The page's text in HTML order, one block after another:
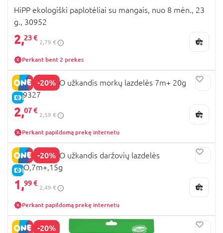
HiPP ekologiški paplotėliai su mangais, nuo 8 mėn., 23
g., 30952
2,23 €
2,79 €
Perkant bent 2 prekes
-20%
E-KAINA
ORGANIX EKO užkandis morkų lazdelės 7m+ 20g
119327
2,07 €
2,59 €
Perkant papildomą prekę internetu
-20%
E-KAINA
ORGANIX EKO užkandis daržovių lazdelės
EKO,7m+,15g
1,99 €
2,49 €
Perkant papildomą prekę internetu
-20%